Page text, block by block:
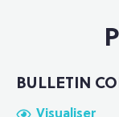
BULLETIN